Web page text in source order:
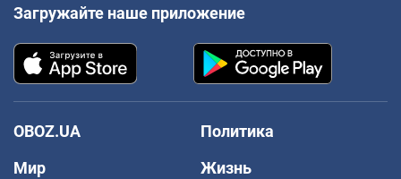
Загружайте наше приложение
OBOZ.UA
Политика
Мир
Жизнь